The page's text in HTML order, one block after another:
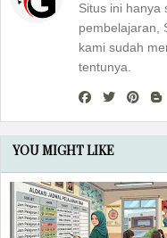
Situs ini hanya
pembelajaran,
kami sudah
tentunya.
YOU MIGHT LIKE